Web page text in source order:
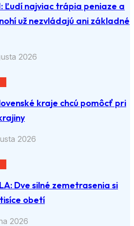
Ľudí najviac trápia peniaze a
už nezvládajú ani základné
2026
kraje chcú pomôcť pri
2026
Dve silné zemetrasenia si
obetí
2026